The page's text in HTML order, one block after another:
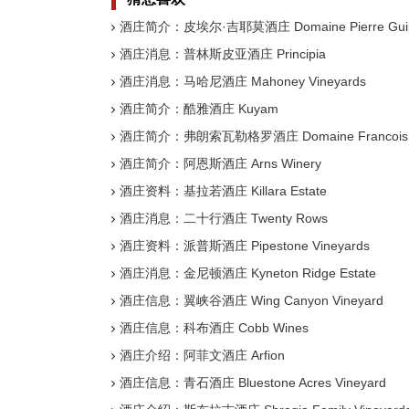
酒庄简介：皮埃尔·吉耶莫酒庄 Domaine Pierre
酒庄消息：普林斯皮亚酒庄 Principia
酒庄消息：马哈尼酒庄 Mahoney Vineyards
酒庄简介：酷雅酒庄 Kuyam
酒庄简介：弗朗索瓦勒格罗酒庄 Domaine
酒庄简介：阿恩斯酒庄 Arns Winery
酒庄资料：基拉若酒庄 Killara Estate
酒庄消息：二十行酒庄 Twenty Rows
酒庄资料：派普斯酒庄 Pipestone Vineyards
酒庄消息：金尼顿酒庄 Kyneton Ridge Estate
酒庄信息：翼峡谷酒庄 Wing Canyon Vineyard
酒庄信息：科布酒庄 Cobb Wines
酒庄介绍：阿菲文酒庄 Arfion
酒庄信息：青石酒庄 Bluestone Acres Vineyard